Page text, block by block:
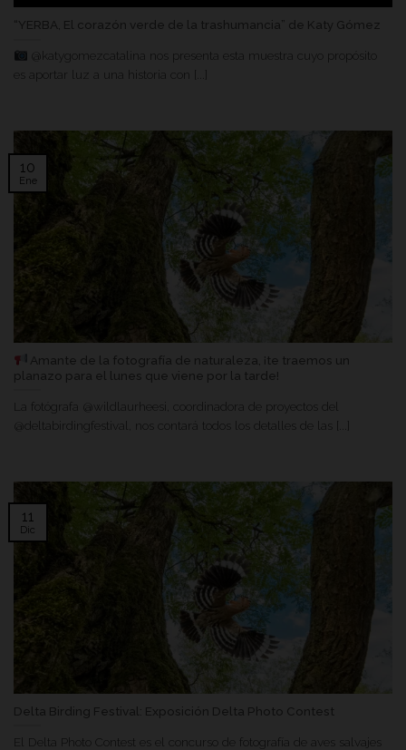
“YERBA, El corazón verde de la trashumancia” de Katy Gómez
@katygomezcatalina nos presenta esta muestra cuyo propósito
es aportar luz a una historia con [...]
Amante de la fotografía de naturaleza, ¡te traemos un
planazo para el lunes que viene por la tarde!
La fotógrafa @wildlaurheesi, coordinadora de proyectos del
@deltabirdingfestival, nos contará todos los detalles de las [...]
10
Ene
Delta Birding Festival: Exposición Delta Photo Contest
El Delta Photo Contest es el concurso de fotografía de aves salvajes
11
Dic